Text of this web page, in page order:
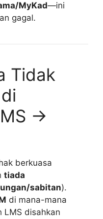
MyKad—ini
gagal.
Tidak
→
berkuasa
tiada
sabitan).
di mana-mana
LMS disahkan